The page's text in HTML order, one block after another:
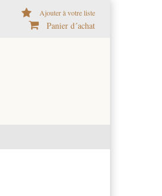
Ajouter à votre liste
Panier d´achat